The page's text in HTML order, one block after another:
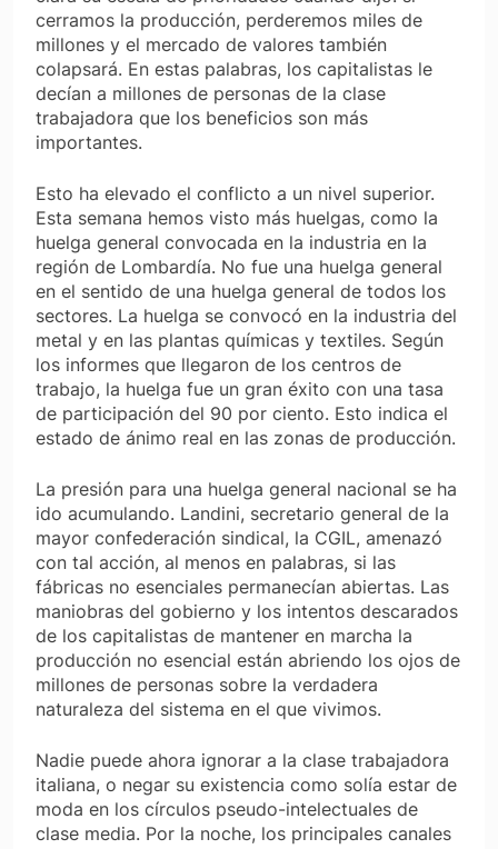
cerramos la producción, perderemos miles de
millones y el mercado de valores también
colapsará. En estas palabras, los capitalistas le
decían a millones de personas de la clase
trabajadora que los beneficios son más
importantes.
Esto ha elevado el conflicto a un nivel superior.
Esta semana hemos visto más huelgas, como la
huelga general convocada en la industria en la
región de Lombardía. No fue una huelga general
en el sentido de una huelga general de todos los
sectores. La huelga se convocó en la industria del
metal y en las plantas químicas y textiles. Según
los informes que llegaron de los centros de
trabajo, la huelga fue un gran éxito con una tasa
de participación del 90 por ciento. Esto indica el
estado de ánimo real en las zonas de producción.
La presión para una huelga general nacional se ha
ido acumulando. Landini, secretario general de la
mayor confederación sindical, la CGIL, amenazó
con tal acción, al menos en palabras, si las
fábricas no esenciales permanecían abiertas. Las
maniobras del gobierno y los intentos descarados
de los capitalistas de mantener en marcha la
producción no esencial están abriendo los ojos de
millones de personas sobre la verdadera
naturaleza del sistema en el que vivimos.
Nadie puede ahora ignorar a la clase trabajadora
italiana, o negar su existencia como solía estar de
moda en los círculos pseudo-intelectuales de
clase media. Por la noche, los principales canales